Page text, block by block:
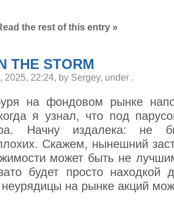
the rest of this entry »
THE STORM
2025, 22:24, by Sergey, under .
на фондовом рынке
я узнал, что под
Начну издалека: не
Скажем, нынешний
может быть не
будет просто находкой
неурядицы на рынке акций